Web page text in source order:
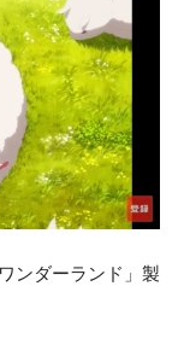
ンダーランド」製